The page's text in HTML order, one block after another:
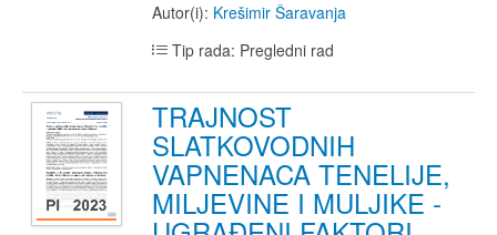
Autor(i): Krešimir Šaravanja
Tip rada: Pregledni rad
TRAJNOST
SLATKOVODNIH
VAPNENACA TENELIJE,
MILJEVINE I MULJIKE -